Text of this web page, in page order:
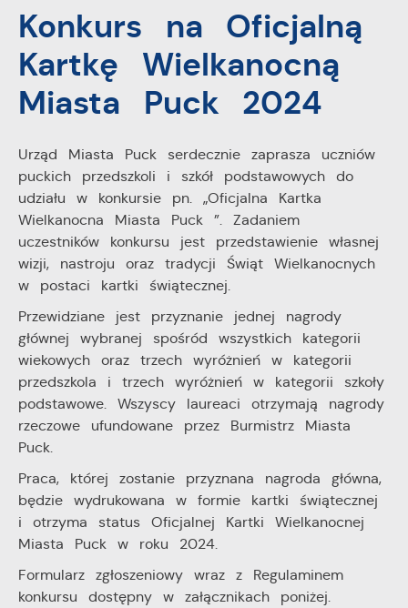
Konkurs na Oficjalną
Kartkę Wielkanocną
Miasta Puck 2024
Urząd Miasta Puck serdecznie zaprasza uczniów
puckich przedszkoli i szkół podstawowych do
udziału w konkursie pn. „Oficjalna Kartka
Wielkanocna Miasta Puck ”. Zadaniem
uczestników konkursu jest przedstawienie własnej
wizji, nastroju oraz tradycji Świąt Wielkanocnych
w postaci kartki świątecznej.
Przewidziane jest przyznanie jednej nagrody
głównej wybranej spośród wszystkich kategorii
wiekowych oraz trzech wyróżnień w kategorii
przedszkola i trzech wyróżnień w kategorii szkoły
podstawowe. Wszyscy laureaci otrzymają nagrody
rzeczowe ufundowane przez Burmistrz Miasta
Puck.
Praca, której zostanie przyznana nagroda główna,
będzie wydrukowana w formie kartki świątecznej
i otrzyma status Oficjalnej Kartki Wielkanocnej
Miasta Puck w roku 2024.
Formularz zgłoszeniowy wraz z Regulaminem
konkursu dostępny w załącznikach poniżej.
zapamiętanie wprowadzonych przez Ciebie ustawień
oraz personalizację określonych funkcjonalności czy
prezentowanych treści.
Dzięki tym plikom cookies możemy zapewnić Ci
większy komfort korzystania z funkcjonalności naszej
strony poprzez dopasowanie jej do Twoich
funkcjonalne i personalizacyjne pliki cookies gwarantuje
dostępność większej ilości funkcji na stronie.
Analityczne pliki cookies pomagają nam rozwijać się i
dostosowywać do Twoich potrzeb.
Cookies analityczne pozwalają na uzyskanie informacji
miejsca oraz częstotliwości, z jaką odwiedzane są
nasze serwisy www. Dane pozwalają nam na ocenę
naszych serwisów internetowych pod względem ich
informacje są przetwarzane w formie zanonimizowanej.
Wyrażenie zgody na analityczne pliki cookies
gwarantuje dostępność wszystkich funkcjonalności.
Więcej
Reklamowe
najciekawsze informacje i aktualności na stronach
naszych partnerów.
Promocyjne pliki cookies służą do prezentowania Ci
naszych komunikatów na podstawie analizy Twoich
upodobań oraz Twoich zwyczajów dotyczących
przeglądanej witryny internetowej. Treści promocyjne
mogą pojawić się na stronach podmiotów trzecich lub
dostawców usług. Firmy te działają w charakterze
pośredników prezentujących nasze treści w postaci
wiadomości, ofert, komunikatów mediów
społecznościowych.
Więcej